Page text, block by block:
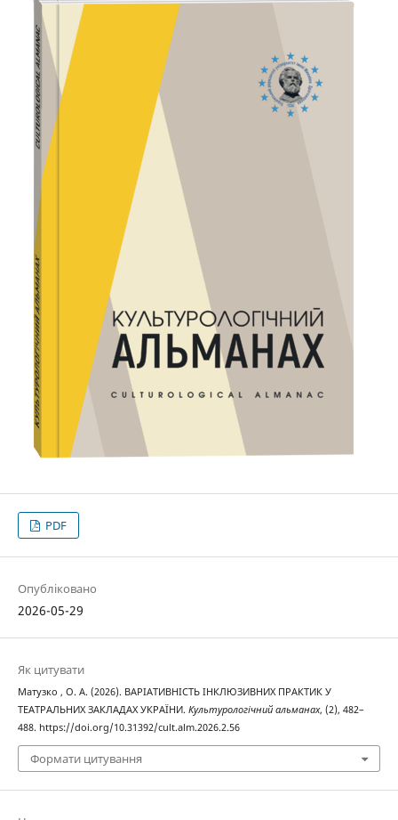
PDF
Опубліковано
2026-05-29
Як цитувати
Матузко , О. А. (2026). ВАРІАТИВНІСТЬ ІНКЛЮЗИВНИХ ПРАКТИК У
ТЕАТРАЛЬНИХ ЗАКЛАДАХ УКРАЇНИ. Культурологічний альманах, (2), 482–
488. https://doi.org/10.31392/cult.alm.2026.2.56
Формати цитування